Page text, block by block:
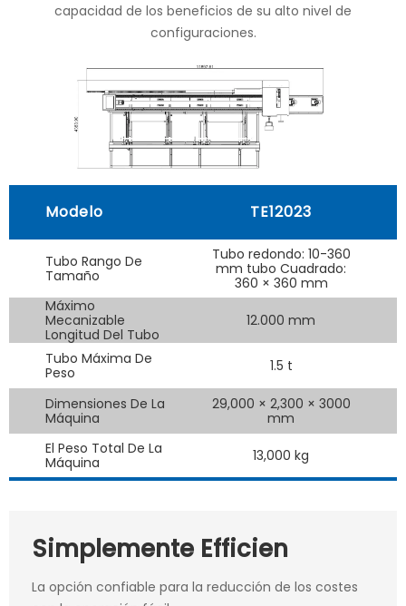
capacidad de los beneficios de su alto nivel de
configuraciones.
Modelo TE12023
Tubo Rango De
Tamaño
Tubo redondo: 10-360
mm tubo Cuadrado:
360 × 360 mm
Máximo
Mecanizable
Longitud Del Tubo
12.000 mm
Tubo Máxima De
Peso
1.5 t
Dimensiones De La
Máquina
29,000 × 2,300 × 3000
mm
El Peso Total De La
Máquina
13,000 kg
Simplemente Efficien
La opción confiable para la reducción de los costes